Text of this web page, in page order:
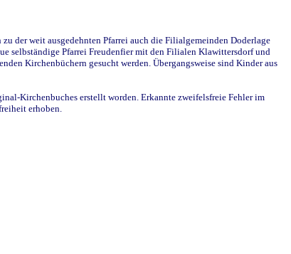
der weit ausgedehnten Pfarrei auch die Filialgemeinden Doderlage
selbständige Pfarrei Freudenfier mit den Filialen Klawittersdorf und
Kirchenbüchern gesucht werden. Übergangsweise sind Kinder aus
Kirchenbuches erstellt worden. Erkannte zweifelsfreie Fehler im
erhoben.